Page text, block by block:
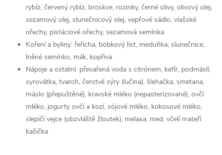
rybíz, červený rybíz, broskve, rozinky, černé olivy, olivový olej,
sezamový olej, slunečnicový olej, vepřové sádlo, vlašské
ořechy, pistáciové ořechy, sezamová semínka
Koření a byliny: řeřicha, bobkový list, meduňka, slunečnice,
lněné semínko, mák, kopřiva
Nápoje a ostatní: převařená voda s citrónem, kefír, podmáslí,
syrovátka, tvaroh, čerstvé sýry (lučina), šlehačka, smetana,
máslo (přepuštěné), kravské mléko (nepasterizované), ovčí
mléko, jogurty ovčí a kozí, sójové mléko, kokosové mléko,
slepičí vejce (obzvláště žloutek), melasa, med, včelí mateří
kašička